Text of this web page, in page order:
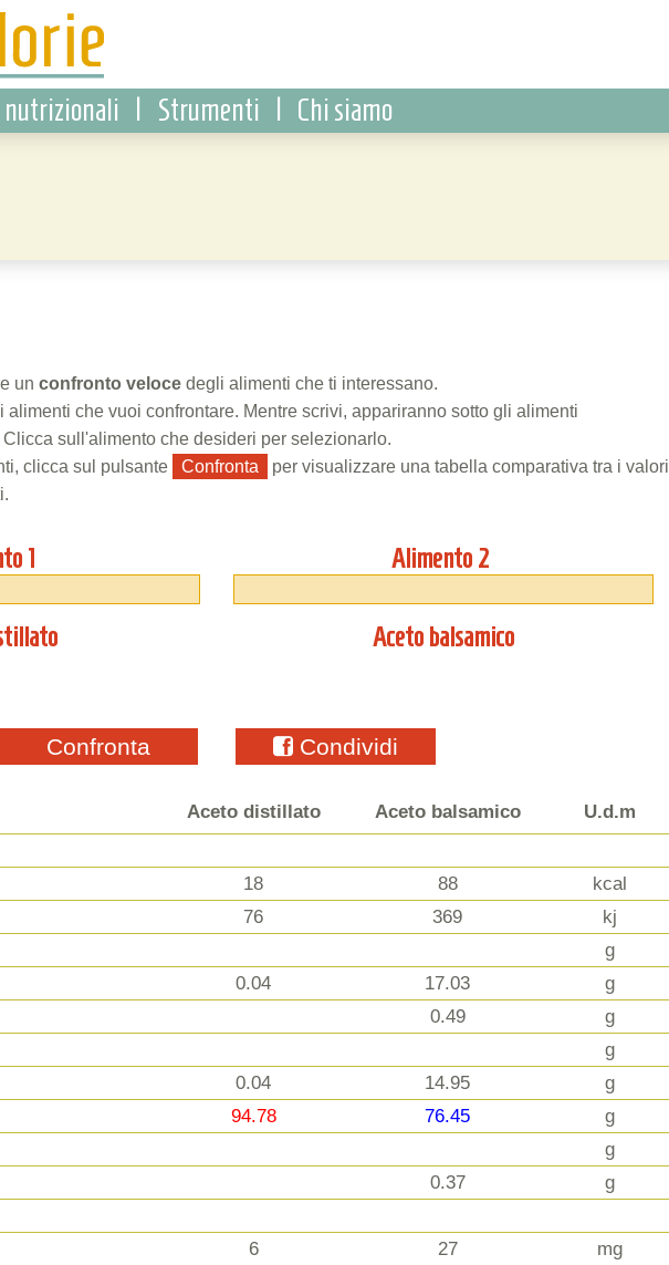
nutrizionali Strumenti Chi siamo
un confronto veloce degli alimenti che ti interessano.
alimenti che vuoi confrontare. Mentre scrivi, appariranno sotto gli alimenti
sull'alimento che desideri per selezionarlo.
clicca sul pulsante
Confronta
per visualizzare una tabella comparativa tra i valori
1 Alimento 2
Aceto balsamico
Confronta Condividi
Aceto distillato Aceto balsamico
U.d.m
18 88
kcal
76 369
kj
g
0.04 17.03
g
0.49
g
g
0.04 14.95
g
94.78 76.45
g
g
0.37
g
6 27
mg